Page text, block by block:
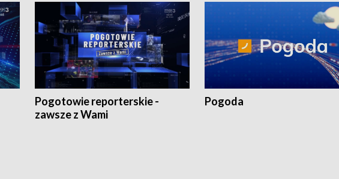
Pogotowie reporterskie -
zawsze z Wami
Pogoda